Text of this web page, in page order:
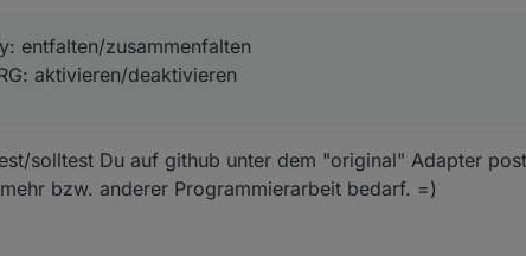
entfalten/zusammenfalten
aktivieren/deaktivieren
solltest Du auf github unter dem "original" Adapter
bzw. anderer Programmierarbeit bedarf. =)